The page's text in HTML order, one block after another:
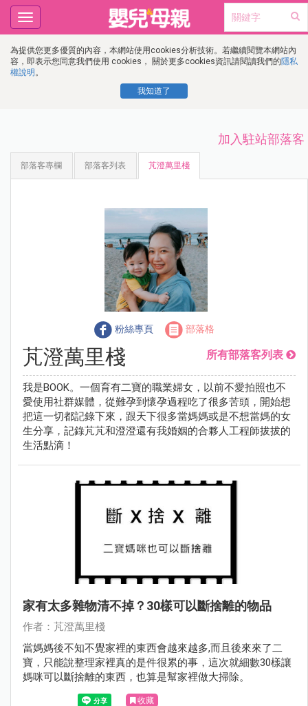
為提供您更多優質的內容，本網站使用cookies分析技術。若繼續閱覽本網站內
容，即表示您同意我們使用 cookies， 關於更多cookies資訊請閱讀我們的隱私
權說明 。
我知道了
Toggle
navigation
加入駐站部落客
部落客專欄 部落客列表 芃澄萬里棧
粉絲專頁 部落格
芃澄萬里棧 所有部落客列表
我是BOOK。一個育有二寶的職業婦女，以前不愛拍照也不
愛使用社群媒體，從難孕到懷孕過程吃了很多苦頭，開始想
把這一切都記錄下來，跟天下很多當媽媽或是不想當媽的女
生分享，記錄芃芃和澄澄還有我婚姻的合夥人工程師拔拔的
生活點滴！
家有太多雜物清不掉？30樣可以斷捨離的物品
作者：芃澄萬里棧
當媽媽後不知不覺家裡的東西會越來越多,而且後來來了二
寶，只能說整理家裡真的是件很累的事，這次就細數30樣讓
媽咪可以斷捨離的東西，也算是幫家裡做大掃除。
收藏